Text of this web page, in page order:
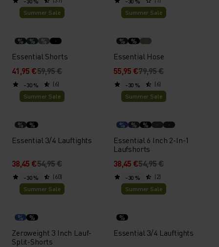
Summer Sale
% % %
Essential Shorts
41,95 €59,95 €
(6)
Summer Sale
% %
Essential Hose
55,95 €79,95 €
(6)
-30 %
Summer Sale
% %
Essential 3/4 Lauftights
38,45 €54,95 €
(60)
-30 %
Summer Sale
% % %
Essential 6 Inch 2-In-1
Laufshorts
38,45 €54,95 €
(2)
-30 %
Summer Sale
% %
Zeroweight 3 Inch Lauf-
Split-Shorts
-30 %
Summer Sale
%
Essential 3/4 Lauftights